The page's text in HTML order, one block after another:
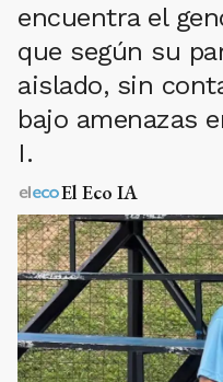
encuentra el
que según su
aislado, sin
bajo amenazas
I.
El Eco IA